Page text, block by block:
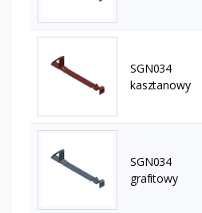
SGN034
kasztanowy
SGN034
grafitowy